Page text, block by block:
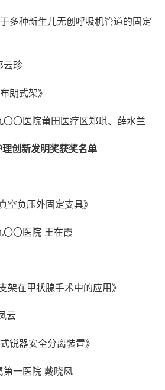
多种新生儿无创呼吸机管道的固定
云珍
朗式架》
〇医院莆田医疗区郑琪、薛水兰
创新发明奖获奖名单
空负压外固定支具》
〇医院 王在霞
架在甲状腺手术中的应用》
云
锐器安全分离装置》
第一医院 戴晓凤